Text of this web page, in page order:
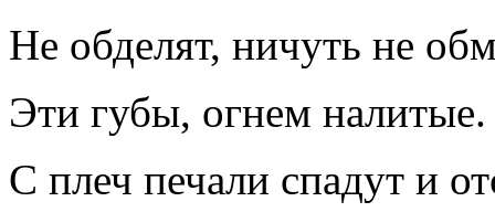
Не обделят, ничуть не
Эти губы, огнем налитые.
С плеч печали спадут и